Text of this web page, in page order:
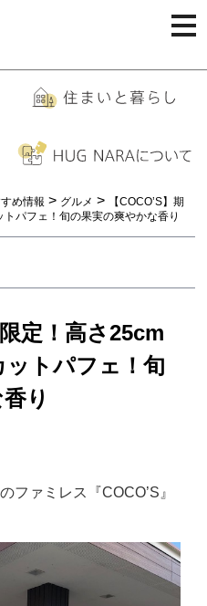
め情報 > グルメ >
【COCO’S】期
パフェ！旬の果実の爽やかな香り
限定！高さ25cm
トパフェ！旬
り
ファミレス『COCO’S』